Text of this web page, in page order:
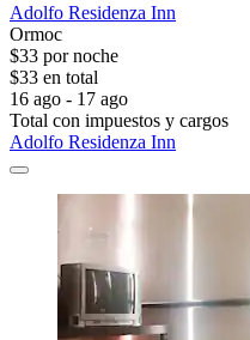
Adolfo Residenza Inn
Ormoc
$33 por noche
$33 en total
16 ago - 17 ago
Total con impuestos y cargos
Adolfo Residenza Inn